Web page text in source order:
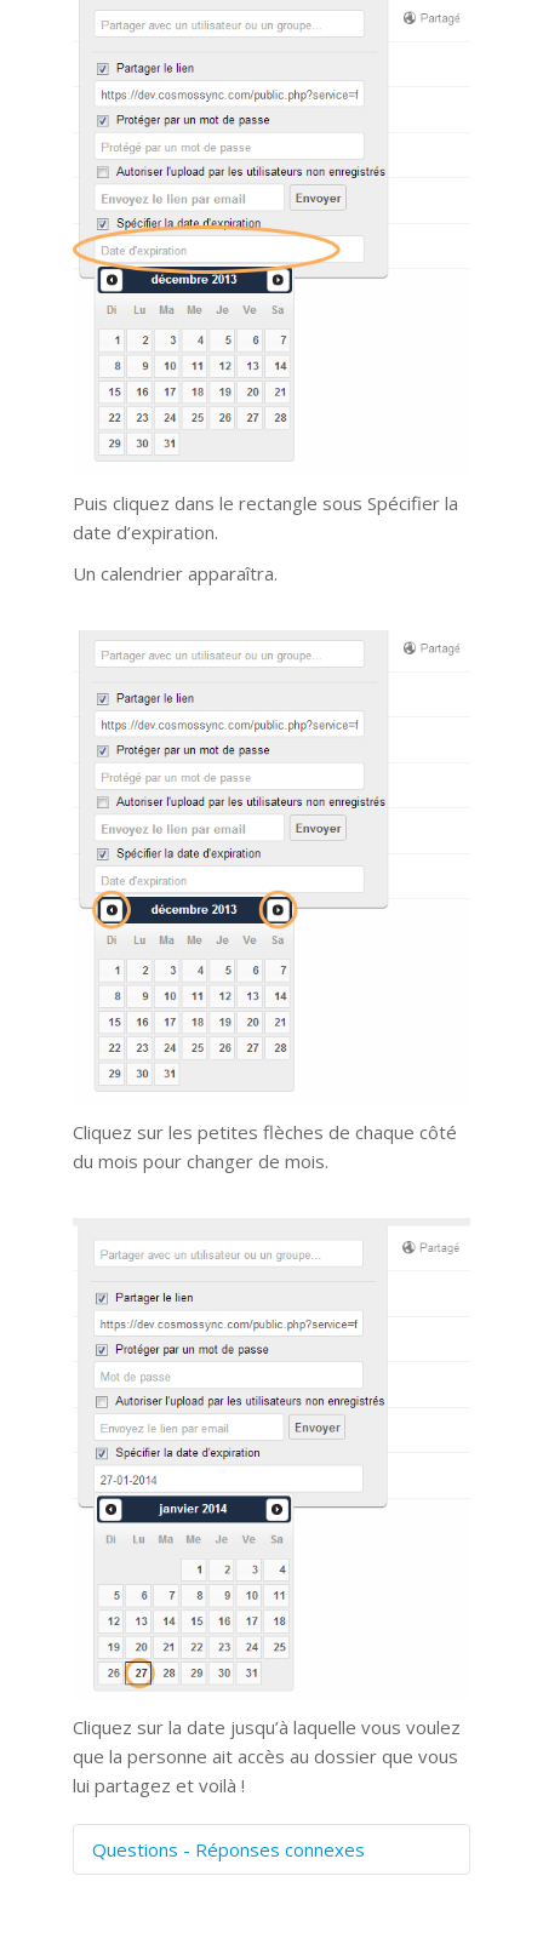
Puis cliquez dans le rectangle sous Spécifier la
date d’expiration.
Un calendrier apparaîtra.
Cliquez sur les petites flèches de chaque côté
du mois pour changer de mois.
Cliquez sur la date jusqu’à laquelle vous voulez
que la personne ait accès au dossier que vous
lui partagez et voilà !
Questions - Réponses connexes